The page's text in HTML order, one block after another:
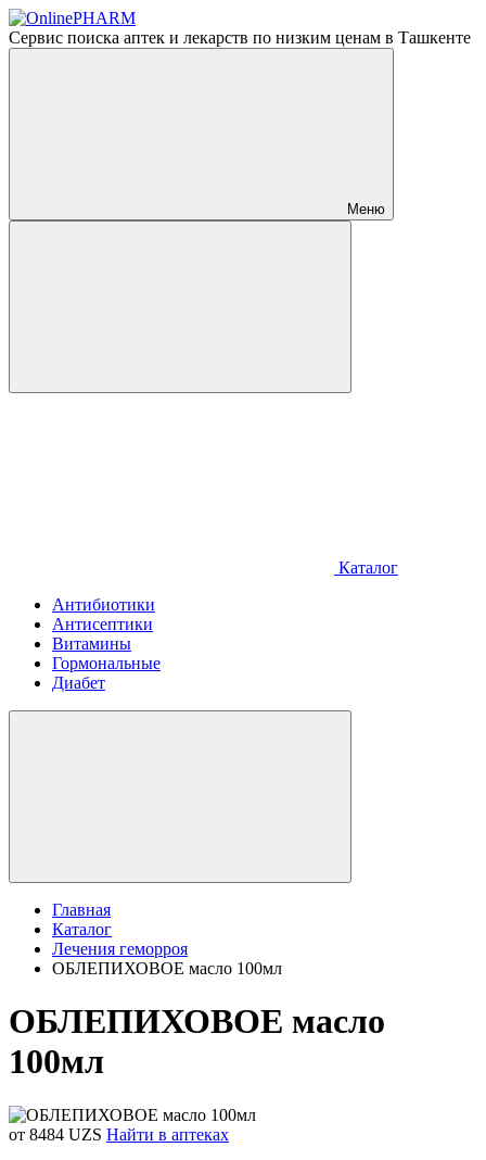
Сервис поиска аптек и лекарств по низким ценам в Ташкенте
Меню
Каталог
Антибиотики
Антисептики
Витамины
Гормональные
Диабет
Главная
Каталог
Лечения геморроя
ОБЛЕПИХОВОЕ масло 100мл
ОБЛЕПИХОВОЕ масло
100мл
от 8484 UZS Найти в аптеках